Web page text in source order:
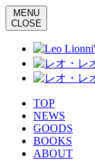
MENU
CLOSE
TOP
NEWS
GOODS
BOOKS
ABOUT